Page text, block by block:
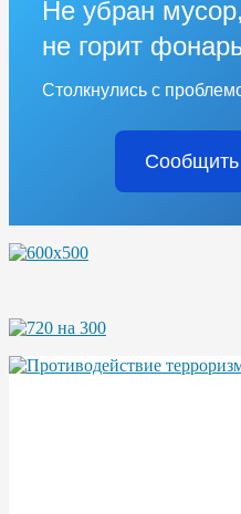
Не убран
не горит
Столкнулись с